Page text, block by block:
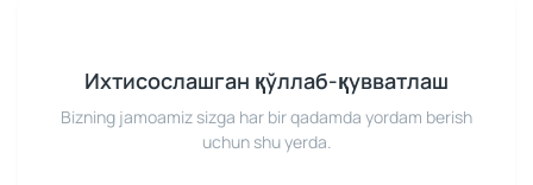
Ихтисослашган қўллаб-қувватлаш
Bizning jamoamiz sizga har bir qadamda yordam berish
uchun shu yerda.